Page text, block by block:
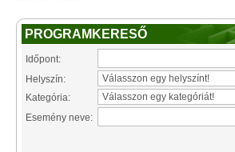
PROGRAMKERESŐ
Időpont:
Helyszín:
Kategória:
Esemény neve: